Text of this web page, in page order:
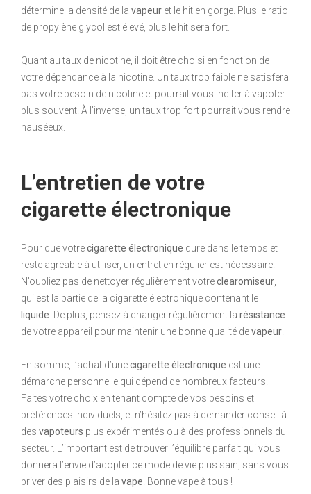
détermine la densité de la vapeur et le hit en gorge. Plus le ratio
de propylène glycol est élevé, plus le hit sera fort.
Quant au taux de nicotine, il doit être choisi en fonction de
votre dépendance à la nicotine. Un taux trop faible ne satisfera
pas votre besoin de nicotine et pourrait vous inciter à vapoter
plus souvent. À l’inverse, un taux trop fort pourrait vous rendre
nauséeux.
L’entretien de votre
cigarette électronique
Pour que votrecigarette électronique dure dans le temps et
reste agréable à utiliser, un entretien régulier est nécessaire.
N’oubliez pas de nettoyer régulièrement votreclearomiseur
qui est la partie de la cigarette électronique contenant le
liquide . De plus, pensez à changer régulièrement la résistance
de votre appareil pour maintenir une bonne qualité devapeur
En somme, l’achat d’unecigarette électronique est une
démarche personnelle qui dépend de nombreux facteurs.
Faites votre choix en tenant compte de vos besoins et
préférences individuels, et n’hésitez pas à demander conseil à
des vapoteurs plus expérimentés ou à des professionnels du
secteur. L’important est de trouver l’équilibre parfait qui vous
donnera l’envie d’adopter ce mode de vie plus sain, sans vous
priver des plaisirs de la vape . Bonne vape à tous !